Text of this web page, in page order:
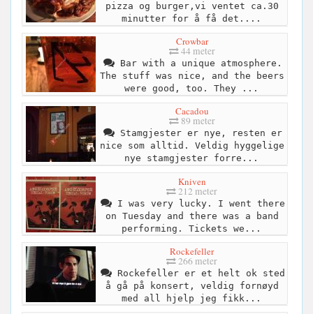
pizza og burger,vi ventet ca.30
minutter for å få det....
Crowbar
44 meter
Bar with a unique atmosphere.
The stuff was nice, and the beers
were good, too. They ...
Cacadou
89 meter
Stamgjester er nye, resten er
nice som alltid. Veldig hyggelige
nye stamgjester forre...
Kniven
212 meter
I was very lucky. I went there
on Tuesday and there was a band
performing. Tickets we...
Rockefeller
266 meter
Rockefeller er et helt ok sted
å gå på konsert, veldig fornøyd
med all hjelp jeg fikk...